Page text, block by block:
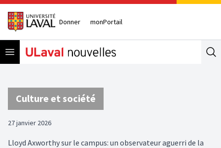
Donner monPortail
Open menu
Culture et société
27 janvier 2026
Lloyd Axworthy sur le campus: un observateur aguerri de la